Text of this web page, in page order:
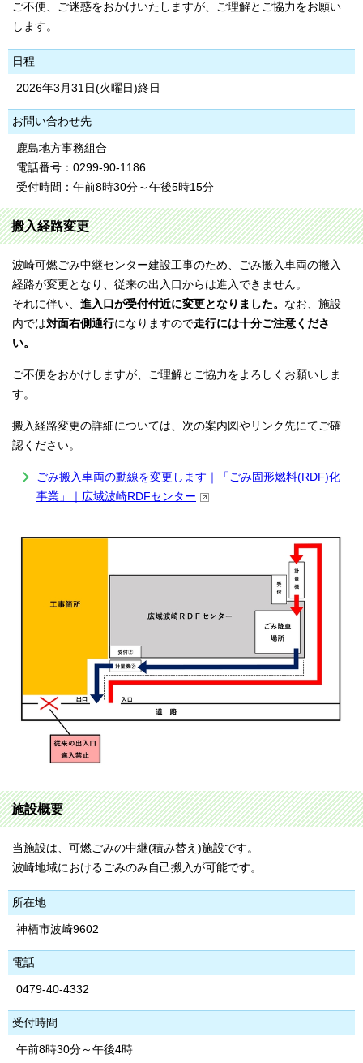
ご不便、ご迷惑をおかけいたしますが、ご理解とご協力をお願い
します。
日程
2026年3月31日(火曜日)終日
お問い合わせ先
鹿島地方事務組合
電話番号：0299-90-1186
受付時間：午前8時30分～午後5時15分
搬入経路変更
波崎可燃ごみ中継センター建設工事のため、ごみ搬入車両の搬入
経路が変更となり、従来の出入口からは進入できません。
それに伴い、 進入口が受付付近に変更となりました。 なお、施設
内では対面右側通行になりますので走行には十分ご注意くださ
い。
ご不便をおかけしますが、ご理解とご協力をよろしくお願いしま
す。
搬入経路変更の詳細については、次の案内図やリンク先にてご確
認ください。
ごみ搬入車両の動線を変更します｜「ごみ固形燃料(RDF)化
事業」｜広域波崎RDFセンター
施設概要
当施設は、可燃ごみの中継(積み替え)施設です。
波崎地域におけるごみのみ自己搬入が可能です。
所在地
神栖市波崎9602
電話
0479-40-4332
受付時間
午前8時30分～午後4時